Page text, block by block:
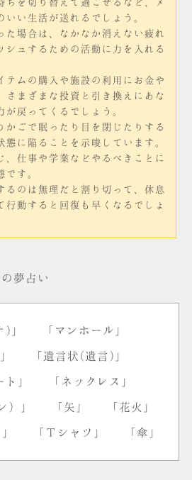
いい生活が送れるでしょう。
た場合は、なかなか消えない疲れ
シュするための活動に力を入れる
テムの購入や施設の利用にお金や
さまざまな投資と引き換えにあな
が戻ってくるでしょう。
かごで眠ったり目を閉じたりする
態に陥ることを示唆しています。
、仕事や学業などやるべきことに
です。
るのは無理だと割り切って、休息
行動すると回復も早くなるでしょ
の夢占い
)」 「マンホール」
「遺言状(遺言)」
ト」 「ネックレス」
）」 「矢」 「花火」
「Ｔシャツ」 「傘」